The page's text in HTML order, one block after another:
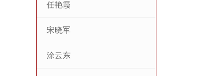
任艳霞
宋晓军
涂云东